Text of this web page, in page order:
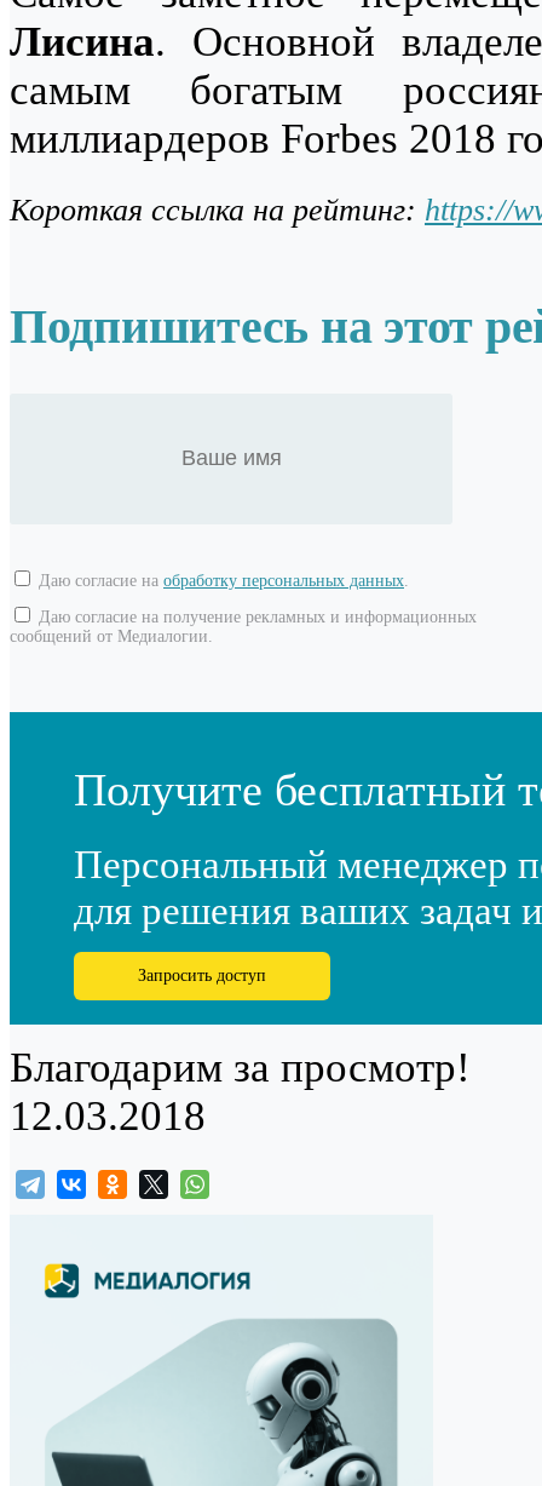
Лисина. Основной
самым богатым
миллиардеров Forbes 2018
Короткая ссылка на рейтинг: https://
Подпишитесь на этот
Даю согласие на обработку персональных данных
Даю согласие на получение рекламных и информационных
сообщений от Медиалогии.
Получите бесплатный
Персональный менеджер
для решения ваших задач
Запросить доступ
Благодарим за просмотр!
12.03.2018